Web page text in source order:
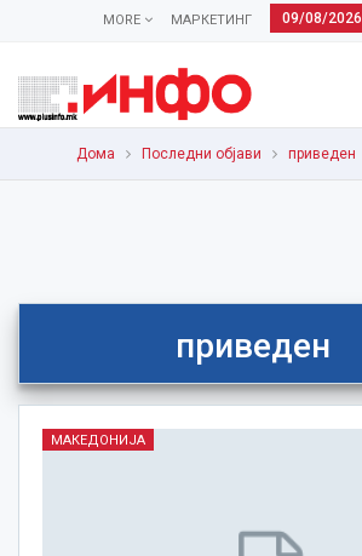
09/08/2026
МАРКЕТИНГ
MORE
Дома Последни објави приведен
приведен
МАКЕДОНИЈА